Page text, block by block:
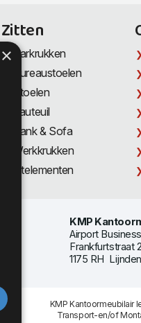
Zitten
Barkrukken
Bureaustoelen
Stoelen
Fauteuil
Bank & Sofa
Werkkrukken
Zitelementen
KMP
Airport
Frankfurtstraat
1175 RH Lijnden
KMP Kantoormeubilair
Transport-en/of
×